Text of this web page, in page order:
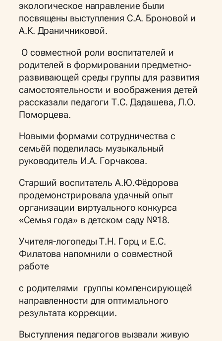
экологическое направление были
посвящены выступления С.А. Броновой и
А.К. Драничниковой.
О совместной роли воспитателей и
родителей в формировании предметно-
развивающей среды группы для развития
самостоятельности и воображения детей
рассказали педагоги Т.С. Дадашева, Л.О.
Поморцева.
Новыми формами сотрудничества с
семьёй поделилась музыкальный
руководитель И.А. Горчакова.
Старший воспитатель А.Ю.Фёдорова
продемонстрировала удачный опыт
организации виртуального конкурса
«Семья года» в детском саду №18.
Учителя-логопеды Т.Н. Горц и Е.С.
Филатова напомнили о совместной
работе
с родителями группы компенсирующей
направленности для оптимального
результата коррекции.
Выступления педагогов вызвали живую